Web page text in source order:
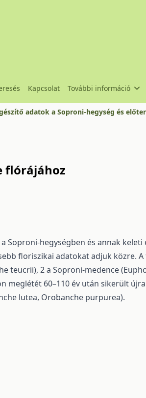
Kapcsolat További információ
adatok a Soproni-hegység és
flórájához
Soproni-hegységben és annak
floriszikai adatokat adjuk közre.
teucrii), 2 a Soproni-medence
meglétét 60–110 év után sikerült
lutea, Orobanche purpurea).